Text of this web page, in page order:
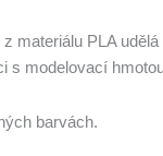
materiálu PLA
s modelovací
barvách.